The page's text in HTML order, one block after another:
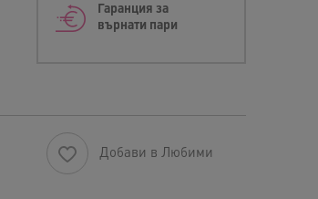
Гаранция за
върнати пари
Добави в Любими